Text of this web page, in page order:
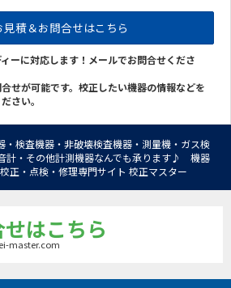
見積＆お問合せはこちら
ーに対応します！メールでお問合せくださ
せが可能です。校正したい機器の情報などを
さい。
・検査機器・非破壊検査機器・測量機・ガス検
計・その他計測機器なんでも承ります♪ 機器
正・点検・修理専門サイト 校正マスター
はこちら
master.com